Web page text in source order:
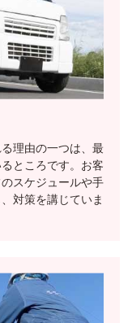
理由の一つは、最
ところです。お客
スケジュールや手
対策を講じていま